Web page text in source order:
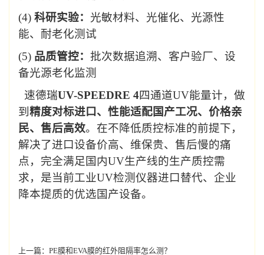
(4) 科研实验： 光敏材料、光催化、光源性
能、耐老化测试
(5) 品质管控： 批次数据追溯、客户验厂、设
备光源老化监测
速德瑞UV-SPEEDRE 4四通道UV能量计，做
到 精度对标进口、性能适配国产工况、价格亲
民、售后高效。在不降低质控标准的前提下，
解决了进口设备价高、维保贵、售后慢的痛
点，完全满足国内UV生产线的生产质控需
求，是当前工业UV检测仪器进口替代、企业
降本提质的优选国产设备。
上一篇： PE膜和EVA膜的红外阻隔率怎么测？